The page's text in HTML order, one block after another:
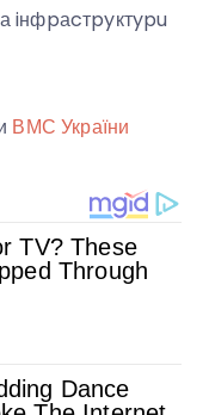
iнфpаcтpyктypu
ВМС України